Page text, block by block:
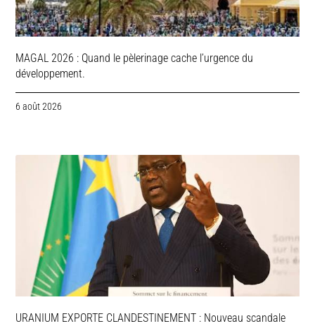
MAGAL 2026 : Quand le pèlerinage cache l’urgence du
développement.
6 août 2026
URANIUM EXPORTE CLANDESTINEMENT : Nouveau scandale